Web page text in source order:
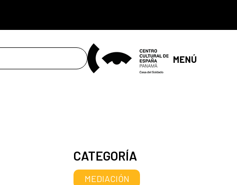
MENÚ
CATEGORÍA
MEDIACIÓN